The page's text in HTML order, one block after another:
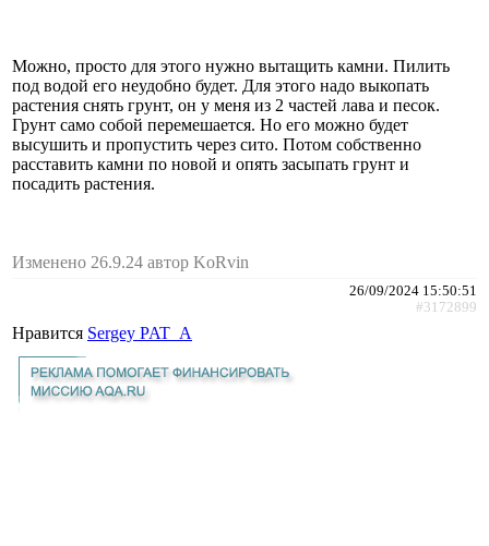
Можно, просто для этого нужно вытащить камни. Пилить
под водой его неудобно будет. Для этого надо выкопать
растения снять грунт, он у меня из 2 частей лава и песок.
Грунт само собой перемешается. Но его можно будет
высушить и пропустить через сито. Потом собственно
расставить камни по новой и опять засыпать грунт и
посадить растения.
Изменено 26.9.24 автор KoRvin
26/09/2024 15:50:51
#3172899
Нравится Sergey PAT_A